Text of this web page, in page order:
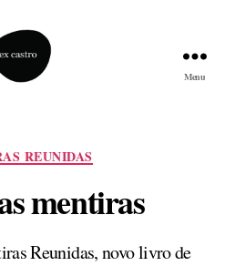
Menu
Categorias
REUNIDAS
mentiras
Reunidas, novo livro de